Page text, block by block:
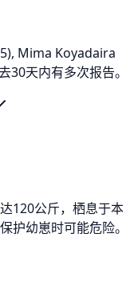
Mima Koyadaira
天内有多次报告。
120公斤，栖息于本
护幼崽时可能危险。